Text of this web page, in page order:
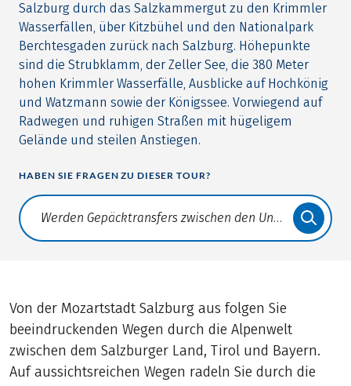
Salzburg durch das Salzkammergut zu den Krimmler
Wasserfällen, über Kitzbühel und den Nationalpark
Berchtesgaden zurück nach Salzburg. Höhepunkte
sind die Strubklamm, der Zeller See, die 380 Meter
hohen Krimmler Wasserfälle, Ausblicke auf Hochkönig
und Watzmann sowie der Königssee. Vorwiegend auf
Radwegen und ruhigen Straßen mit hügeligem
Gelände und steilen Anstiegen.
HABEN SIE FRAGEN ZU DIESER TOUR?
Translate: a11y.faq.search
Von der Mozartstadt Salzburg aus folgen Sie
beeindruckenden Wegen durch die Alpenwelt
zwischen dem Salzburger Land, Tirol und Bayern.
Auf aussichtsreichen Wegen radeln Sie durch die